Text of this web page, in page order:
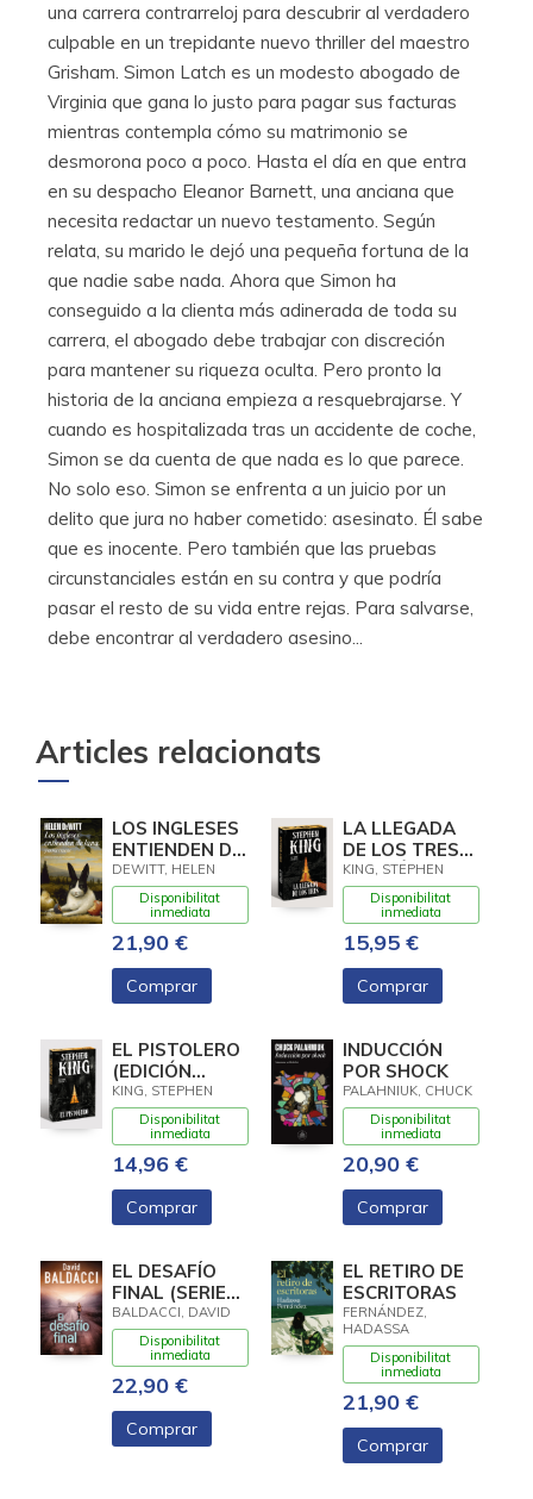
una carrera contrarreloj para descubrir al verdadero
culpable en un trepidante nuevo thriller del maestro
Grisham. Simon Latch es un modesto abogado de
Virginia que gana lo justo para pagar sus facturas
mientras contempla cómo su matrimonio se
desmorona poco a poco. Hasta el día en que entra
en su despacho Eleanor Barnett, una anciana que
necesita redactar un nuevo testamento. Según
relata, su marido le dejó una pequeña fortuna de la
que nadie sabe nada. Ahora que Simon ha
conseguido a la clienta más adinerada de toda su
carrera, el abogado debe trabajar con discreción
para mantener su riqueza oculta. Pero pronto la
historia de la anciana empieza a resquebrajarse. Y
cuando es hospitalizada tras un accidente de coche,
Simon se da cuenta de que nada es lo que parece.
No solo eso. Simon se enfrenta a un juicio por un
delito que jura no haber cometido: asesinato. Él sabe
que es inocente. Pero también que las pruebas
circunstanciales están en su contra y que podría
pasar el resto de su vida entre rejas. Para salvarse,
debe encontrar al verdadero asesino...
Articles relacionats
LOS INGLESES
ENTIENDEN DE
LANA (Y
OTROS
TRUCOS)
DEWITT, HELEN
Disponibilitat
inmediata
21,90 €
Comprar
LA LLEGADA
DE LOS TRES
(EDICIÓN
CANTOS
TINTADOS) (LA
TORRE
OSCURA 2)
KING, STEPHEN
Disponibilitat
inmediata
15,95 €
Comprar
EL PISTOLERO
(EDICIÓN
CANTOS
TINTADOS) (LA
TORRE
OSCURA 1)
KING, STEPHEN
Disponibilitat
inmediata
14,96 €
Comprar
INDUCCIÓN
POR SHOCK
PALAHNIUK, CHUCK
Disponibilitat
inmediata
20,90 €
Comprar
EL DESAFÍO
FINAL (SERIE
ATLEE PINE 4)
BALDACCI, DAVID
Disponibilitat
inmediata
22,90 €
Comprar
EL RETIRO DE
ESCRITORAS
FERNÁNDEZ,
HADASSA
Disponibilitat
inmediata
21,90 €
Comprar